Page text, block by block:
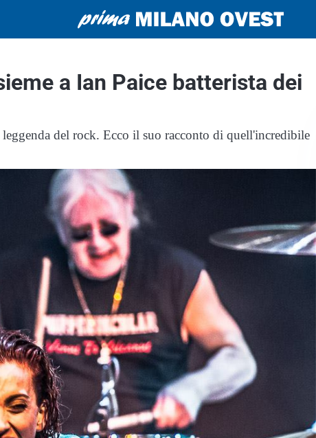
a Ian Paice batterista dei
del rock. Ecco il suo racconto di quell'incredibile